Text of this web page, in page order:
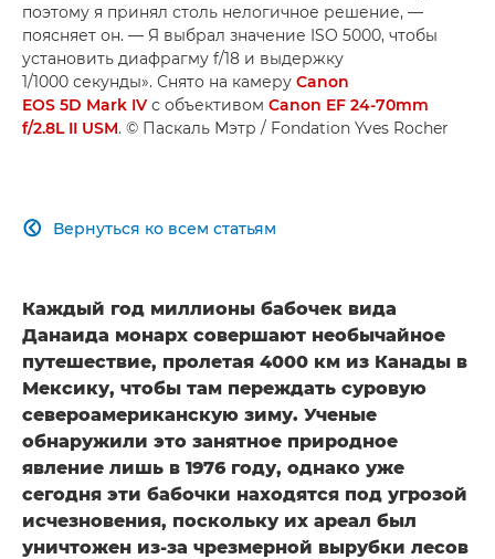
поэтому я принял столь нелогичное решение, —
поясняет он. — Я выбрал значение ISO 5000, чтобы
установить диафрагму f/18 и выдержку
1/1000 секунды». Снято на камеру Canon
EOS 5D Mark IV с объективом Canon EF 24-70mm
f/2.8L II USM. © Паскаль Мэтр / Fondation Yves Rocher
Вернуться ко всем статьям

Каждый год миллионы бабочек вида
Данаида монарх совершают необычайное
путешествие, пролетая 4000 км из Канады в
Мексику, чтобы там переждать суровую
североамериканскую зиму. Ученые
обнаружили это занятное природное
явление лишь в 1976 году, однако уже
сегодня эти бабочки находятся под угрозой
исчезновения, поскольку их ареал был
уничтожен из-за чрезмерной вырубки лесов